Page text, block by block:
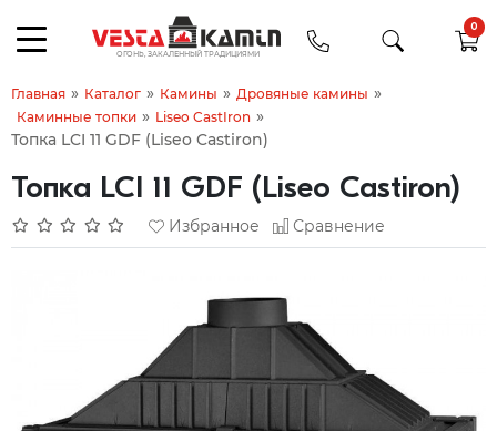
0
Главная » Каталог » Камины » Дровяные камины »
Каминные топки » Liseo CastIron »
Топка LCI 11 GDF (Liseo Castiron)
Топка LCI 11 GDF (Liseo Castiron)
Избранное Сравнение